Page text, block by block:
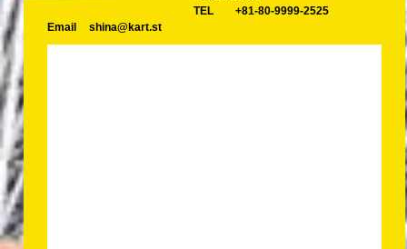
Tokyo Shibuya Annex
TEL
+81-80-9999-2525
Email
shina@kart.st